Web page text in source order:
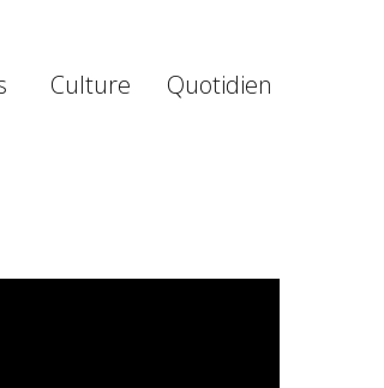
Culture Quotidien